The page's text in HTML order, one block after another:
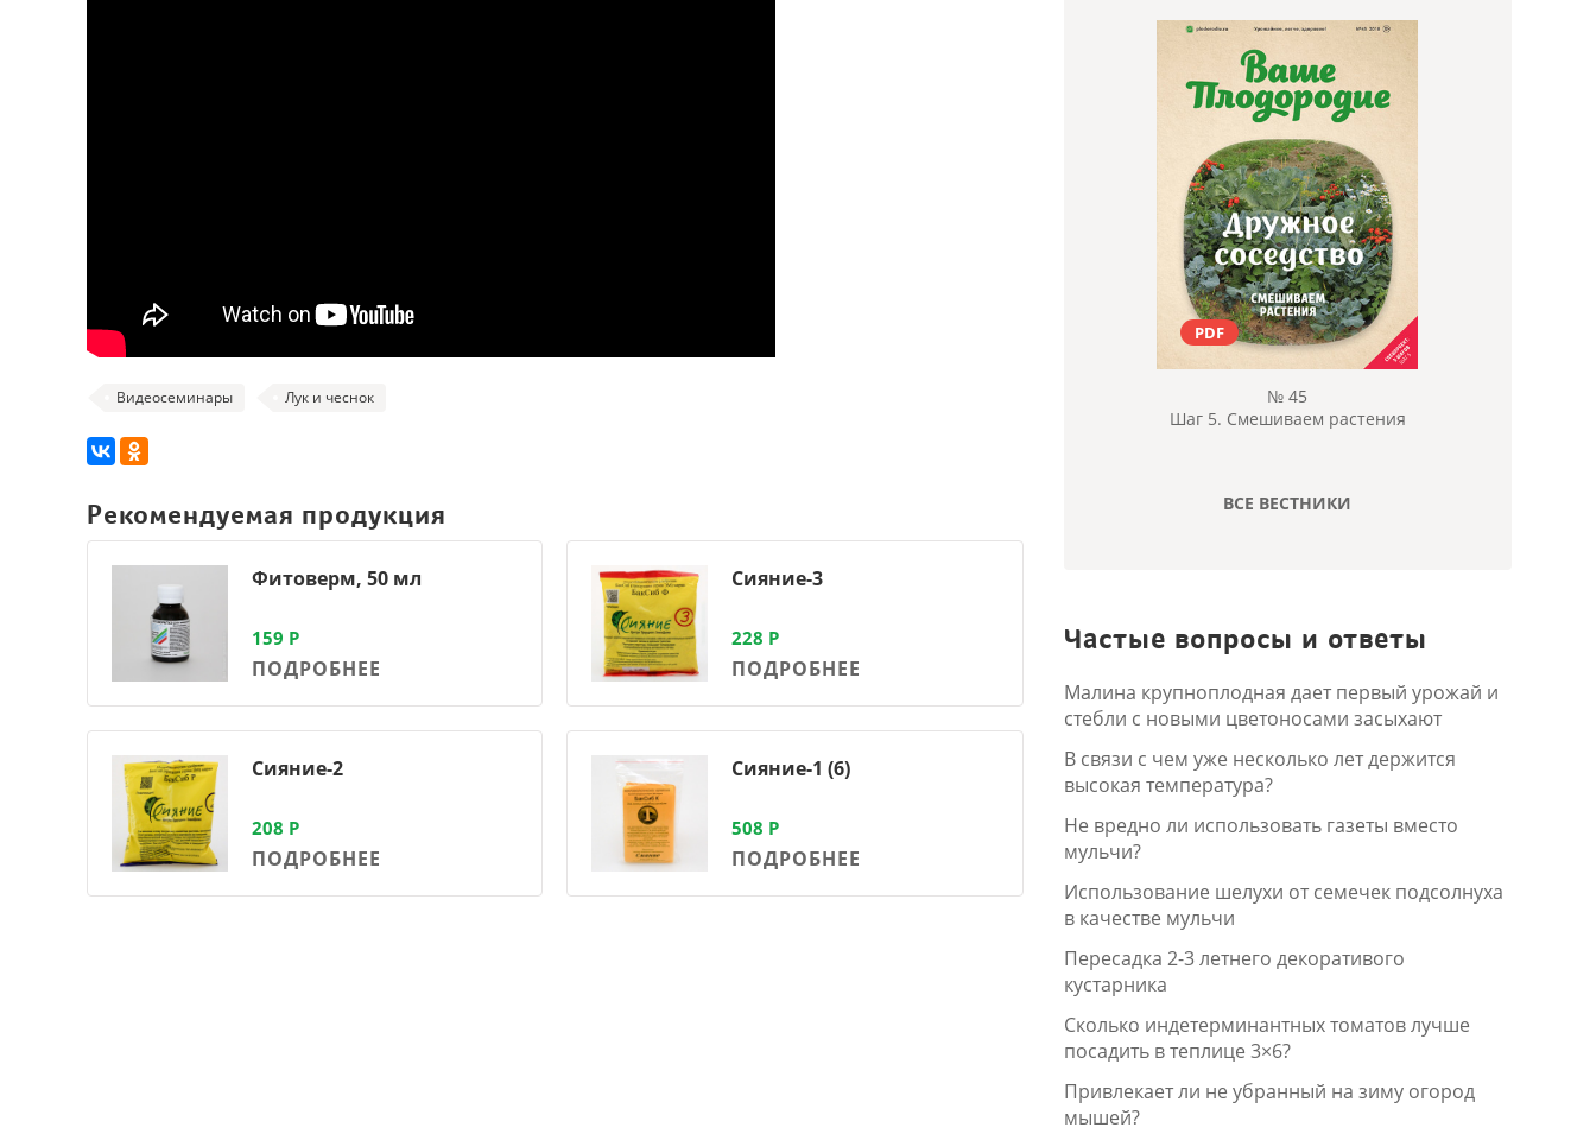
Видеосеминары Лук и чеснок
Рекомендуемая продукция
Фитоверм, 50 мл
159 Р
ПОДРОБНЕЕ
Сияние-3
228 Р
ПОДРОБНЕЕ
Сияние-2
208 Р
ПОДРОБНЕЕ
Сияние-1 (6)
508 Р
ПОДРОБНЕЕ
PDF
№ 45
Шаг 5. Смешиваем растения
ВСЕ ВЕСТНИКИ
Частые вопросы и ответы
Малина крупноплодная дает первый урожай и
стебли с новыми цветоносами засыхают
В связи с чем уже несколько лет держится
высокая температура?
Не вредно ли использовать газеты вместо
мульчи?
Использование шелухи от семечек подсолнуха
в качестве мульчи
Пересадка 2-3 летнего декоративого
кустарника
Сколько индетерминантных томатов лучше
посадить в теплице 3×6?
Привлекает ли не убранный на зиму огород
мышей?